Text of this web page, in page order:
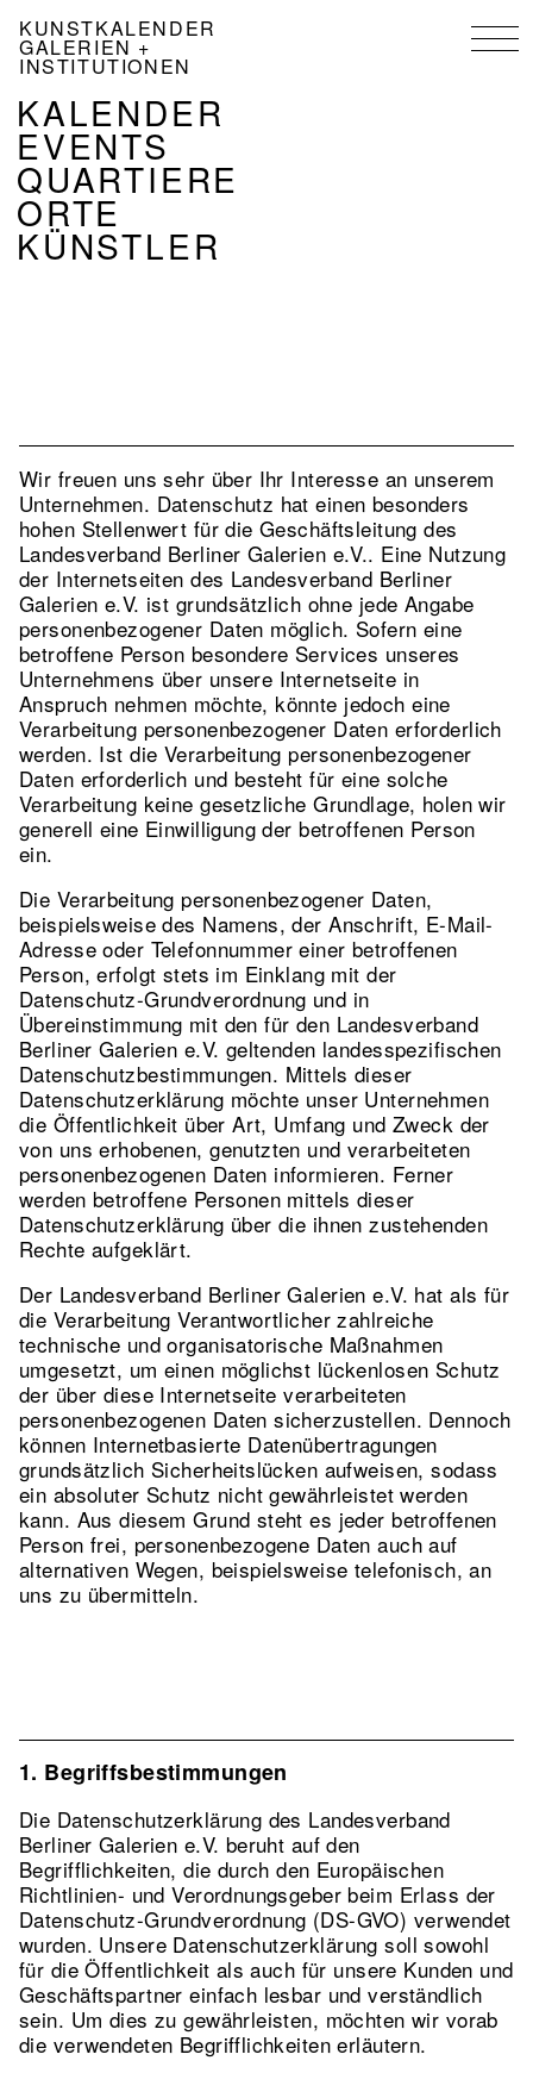
zum
Inhalt
KUNSTKALENDER
GALERIEN +
INSTITUTIONEN
NAVIGATION
KALENDER
DE
KALENDER
EVENTS
QUARTIERE
ORTE
KÜNSTLER
Wir freuen uns sehr über Ihr Interesse an unserem
Unternehmen. Datenschutz hat einen besonders
hohen Stellenwert für die Geschäftsleitung des
Landesverband Berliner Galerien e.V.. Eine Nutzung
der Internetseiten des Landesverband Berliner
Galerien e.V. ist grundsätzlich ohne jede Angabe
personenbezogener Daten möglich. Sofern eine
betroffene Person besondere Services unseres
Unternehmens über unsere Internetseite in
Anspruch nehmen möchte, könnte jedoch eine
Verarbeitung personenbezogener Daten erforderlich
werden. Ist die Verarbeitung personenbezogener
Daten erforderlich und besteht für eine solche
Verarbeitung keine gesetzliche Grundlage, holen wir
generell eine Einwilligung der betroffenen Person
ein.
Die Verarbeitung personenbezogener Daten,
beispielsweise des Namens, der Anschrift, E-Mail-
Adresse oder Telefonnummer einer betroffenen
Person, erfolgt stets im Einklang mit der
Datenschutz-Grundverordnung und in
Übereinstimmung mit den für den Landesverband
Berliner Galerien e.V. geltenden landesspezifischen
Datenschutzbestimmungen. Mittels dieser
Datenschutzerklärung möchte unser Unternehmen
die Öffentlichkeit über Art, Umfang und Zweck der
von uns erhobenen, genutzten und verarbeiteten
personenbezogenen Daten informieren. Ferner
werden betroffene Personen mittels dieser
Datenschutzerklärung über die ihnen zustehenden
Rechte aufgeklärt.
Der Landesverband Berliner Galerien e.V. hat als für
die Verarbeitung Verantwortlicher zahlreiche
technische und organisatorische Maßnahmen
umgesetzt, um einen möglichst lückenlosen Schutz
der über diese Internetseite verarbeiteten
personenbezogenen Daten sicherzustellen. Dennoch
können Internetbasierte Datenübertragungen
grundsätzlich Sicherheitslücken aufweisen, sodass
ein absoluter Schutz nicht gewährleistet werden
kann. Aus diesem Grund steht es jeder betroffenen
Person frei, personenbezogene Daten auch auf
alternativen Wegen, beispielsweise telefonisch, an
uns zu übermitteln.
1. Begriffsbestimmungen
Die Datenschutzerklärung des Landesverband
Berliner Galerien e.V. beruht auf den
Begrifflichkeiten, die durch den Europäischen
Richtlinien- und Verordnungsgeber beim Erlass der
Datenschutz-Grundverordnung (DS-GVO) verwendet
wurden. Unsere Datenschutzerklärung soll sowohl
für die Öffentlichkeit als auch für unsere Kunden und
Geschäftspartner einfach lesbar und verständlich
sein. Um dies zu gewährleisten, möchten wir vorab
die verwendeten Begrifflichkeiten erläutern.